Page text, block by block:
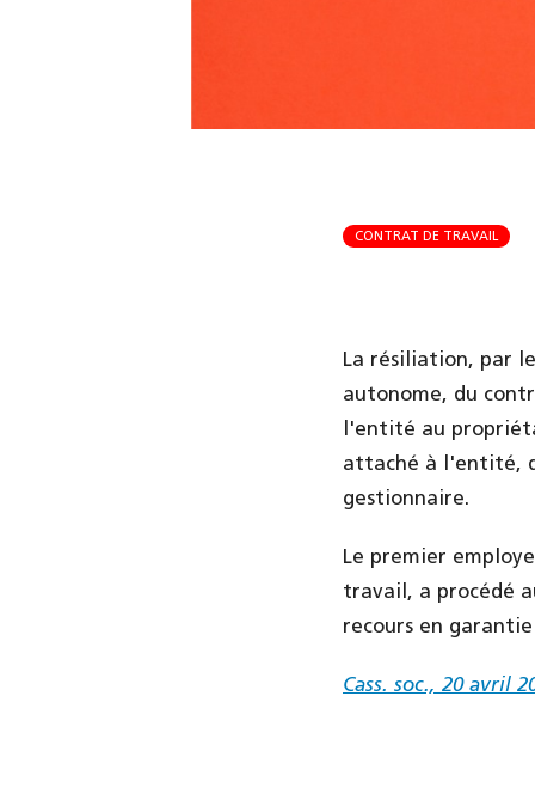
CONTRAT DE TRAVAIL
La résiliation, par
autonome, du
l'entité au
attaché à l'entité,
gestionnaire.
Le premier
travail, a procédé
recours en
Cass. soc., 20 avril